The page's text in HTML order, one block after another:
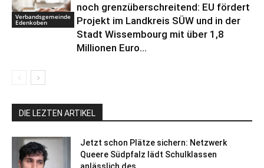
Verbandsgemeinde
Edenkoben
noch grenzüberschreitend: EU fördert
Projekt im Landkreis SÜW und in der
Stadt Wissembourg mit über 1,8
Millionen Euro...
DIE LEZTEN ARTIKEL
Jetzt schon Plätze sichern: Netzwerk
Queere Südpfalz lädt Schulklassen